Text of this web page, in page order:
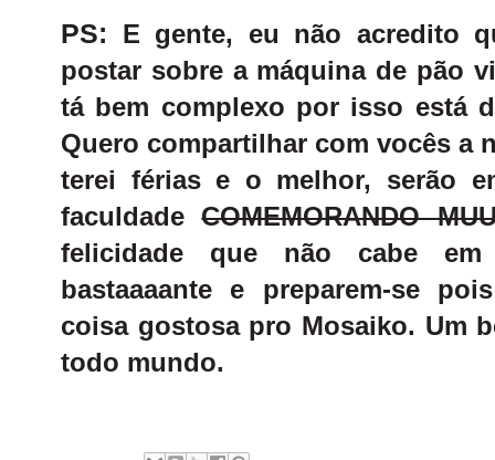
PS: E gente, eu não acredito
postar sobre a máquina de pão
tá bem complexo por isso está
Quero compartilhar com vocês a
terei férias e o melhor, serão
faculdadeCOMEMORANDO
felicidade que não cabe em
bastaaaante e preparem-se
coisa gostosa pro Mosaiko. Um
todo mundo.